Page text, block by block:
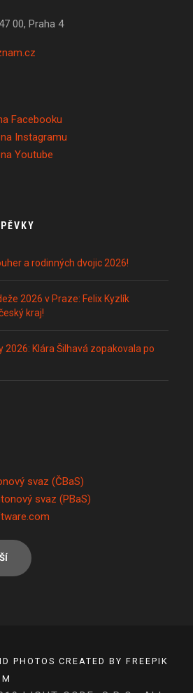
00, Praha 4
Facebooku
Instagramu
Youtube
a rodinných dvojic 2026!
2026 v Praze: Felix Kyzlík
kraj!
2026: Klára Šilhavá zopakovala po
svaz (ČBaS)
svaz (PBaS)
PHOTOS CREATED BY FREEPIK